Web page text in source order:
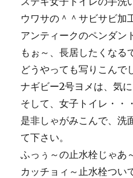
ウワサの＾＾サビサビ加
アンティークのペンダン
もぉ～、長居したくなる
どうやっても写りこんで
ナギビー2号ヨメは、気
そして、女子トイレ・・
是非しゃがみこんで、洗
て下さい。
ふっぅ～の止水栓じゃあ
カッチョィ～止水栓つい